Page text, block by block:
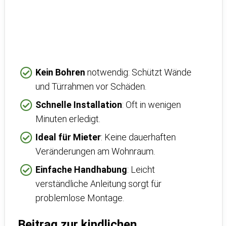
Kein Bohren notwendig: Schützt Wände
und Türrahmen vor Schäden.
Schnelle Installation: Oft in wenigen
Minuten erledigt.
Ideal für Mieter: Keine dauerhaften
Veränderungen am Wohnraum.
Einfache Handhabung: Leicht
verständliche Anleitung sorgt für
problemlose Montage.